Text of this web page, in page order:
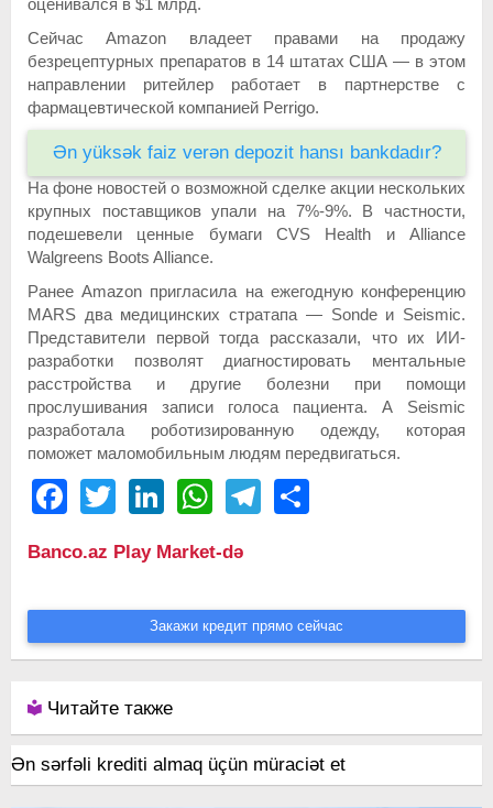
оценивался в $1 млрд.
Сейчас Amazon владеет правами на продажу
безрецептурных препаратов в 14 штатах США — в этом
направлении ритейлер работает в партнерстве с
фармацевтической компанией Perrigo.
Ən yüksək faiz verən depozit hansı bankdadır?
На фоне новостей о возможной сделке акции нескольких
крупных поставщиков упали на 7%-9%. В частности,
подешевели ценные бумаги CVS Health и Alliance
Walgreens Boots Alliance.
Ранее Amazon пригласила на ежегодную конференцию
MARS два медицинских стратапа — Sonde и Seismic.
Представители первой тогда рассказали, что их ИИ-
разработки позволят диагностировать ментальные
расстройства и другие болезни при помощи
прослушивания записи голоса пациента. А Seismic
разработала роботизированную одежду, которая
поможет маломобильным людям передвигаться.
FacebookTwitter LinkedIn WhatsAppTelegram
Banco.az Play Market-də
Закажи кредит прямо сейчас
Читайте также
Ən sərfəli krediti almaq üçün müraciət et